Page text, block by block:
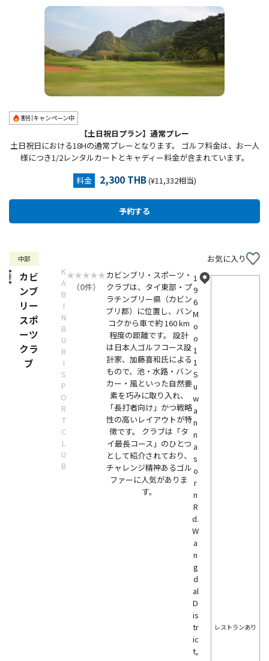
割引キャンペーン中
【土日祝日プラン】通常プレー
土日祝日における18Hの通常プレーとなります。 ゴルフ料金は、お一人
様につき1/2レンタルカートとキャディー料金が含まれています。
料金
2,300 THB(¥11,332相当)
中部 お気に入り
カビ
ンブ
リー
スポ
ーツ
クラ
ブ
K
A
B
I
N
B
U
R
I
S
P
O
R
T
C
L
U
B
（0件）
カビンブリ・スポーツ・
クラブは、タイ東部・プ
ラチンブリー県（カビン
ブリ郡）に位置し、バン
コクから車で約 160 km
程度の距離です。 設計
は日本人ゴルフコース設
計家、加藤喜和氏による
もので、池・水路・バン
カー・風といった自然要
素を巧みに取り入れ、
「長打者向け」かつ戦略
性の高いレイアウトが特
徴です。 クラブは「タ
イ最長コース」のひとつ
として紹介されており、
チャレンジ精神あるゴル
ファーに人気がありま
す。
1
9
6
M
o
o
1
1
S
u
w
a
n
n
a
s
o
r
n
R
d.
W
a
n
g
d
al
D
is
tr
ic
t,
レストランあり